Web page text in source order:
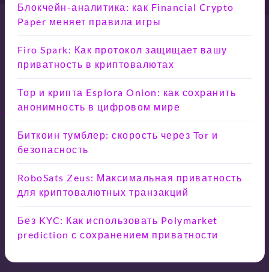
Блокчейн-аналитика: как Financial Crypto
Paper меняет правила игры
Firo Spark: Как протокол защищает вашу
приватность в криптовалютах
Тор и крипта Esplora Onion: как сохранить
анонимность в цифровом мире
Биткоин тумблер: скорость через Tor и
безопасность
RoboSats Zeus: Максимальная приватность
для криптовалютных транзакций
Без KYC: Как использовать Polymarket
prediction с сохранением приватности